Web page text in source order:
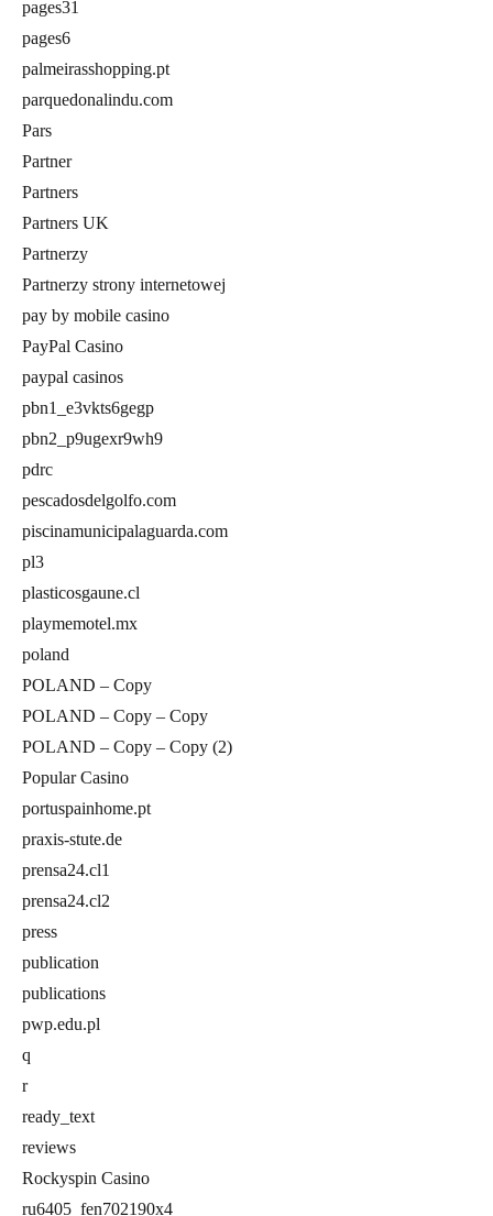
pages31
pages6
palmeirasshopping.pt
parquedonalindu.com
Pars
Partner
Partners
Partners UK
Partnerzy
Partnerzy strony internetowej
pay by mobile casino
PayPal Casino
paypal casinos
pbn1_e3vkts6gegp
pbn2_p9ugexr9wh9
pdrc
pescadosdelgolfo.com
piscinamunicipalaguarda.com
pl3
plasticosgaune.cl
playmemotel.mx
poland
POLAND – Copy
POLAND – Copy – Copy
POLAND – Copy – Copy (2)
Popular Casino
portuspainhome.pt
praxis-stute.de
prensa24.cl1
prensa24.cl2
press
publication
publications
pwp.edu.pl
q
r
ready_text
reviews
Rockyspin Casino
ru6405_fen702190x4